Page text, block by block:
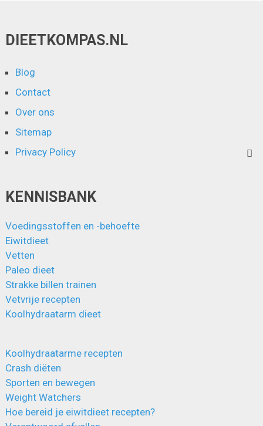
DIEETKOMPAS.NL
Blog
Contact
Over ons
Sitemap
Privacy Policy
KENNISBANK
Voedingsstoffen en -behoefte
Eiwitdieet
Vetten
Paleo dieet
Strakke billen trainen
Vetvrije recepten
Koolhydraatarm dieet
Koolhydraatarme recepten
Crash diëten
Sporten en bewegen
Weight Watchers
Hoe bereid je eiwitdieet recepten?